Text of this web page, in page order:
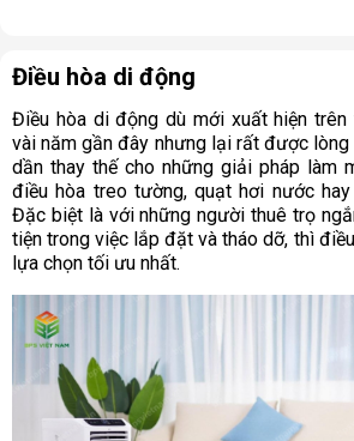
Điều hòa di động
Điều hòa di động dù mới xuất hiện
vài năm gần đây nhưng lại rất được
dần thay thế cho những giải pháp làm
điều hòa treo tường, quạt hơi nước hay
Đặc biệt là với những người thuê trọ
tiện trong việc lắp đặt và tháo dỡ, thì
lựa chọn tối ưu nhất.